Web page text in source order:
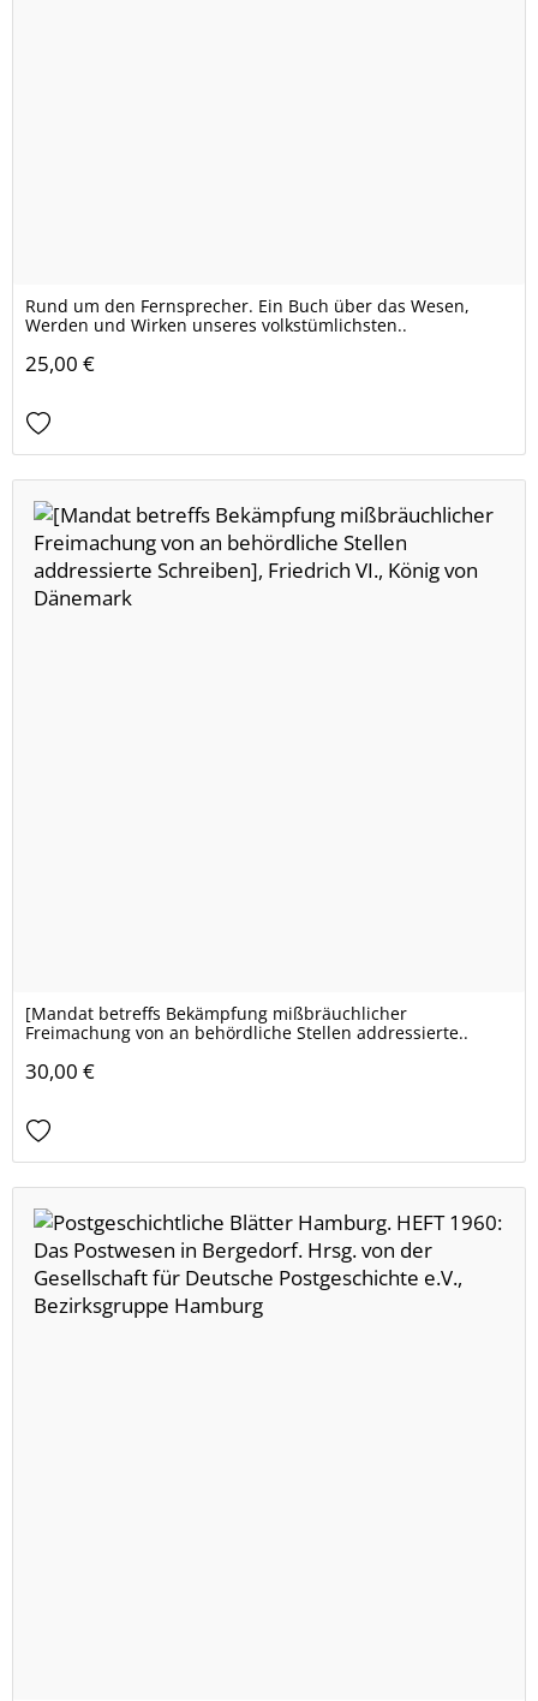
Rund um den Fernsprecher. Ein Buch über das Wesen,
Werden und Wirken unseres volkstümlichsten..
25,00 €
[Mandat betreffs Bekämpfung mißbräuchlicher
Freimachung von an behördliche Stellen addressierte..
30,00 €